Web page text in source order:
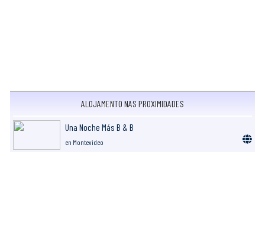
ALOJAMENTO NAS PROXIMIDADES
Una Noche Más B & B
en Montevideo